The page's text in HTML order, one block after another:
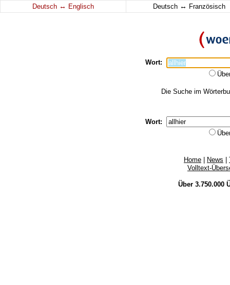
Deutsch ↔ Englisch Deutsch ↔ Französisch
Wort:
Die Suche im
Wort:
Home News
Volltext-
Über 3.750.000